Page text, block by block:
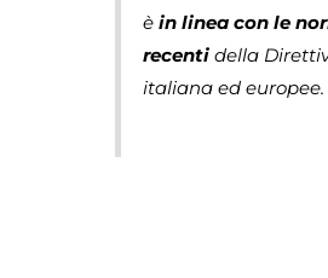
èin linea con le
recenti della
italiana ed europee.